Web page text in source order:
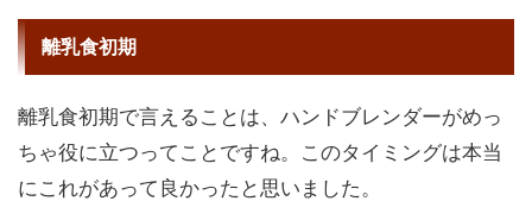
離乳食初期
離乳食初期で言えることは、ハンドブレンダーがめっ
ちゃ役に立つってことですね。このタイミングは本当
にこれがあって良かったと思いました。